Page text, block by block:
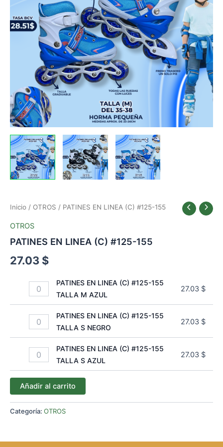
Inicio / OTROS / PATINES EN LINEA (C) #125-155
OTROS
PATINES EN LINEA (C) #125-155
27.03 $
cantidad
PATINES EN LINEA (C) #125-155
TALLA M AZUL
27.03 $
cantidad
PATINES EN LINEA (C) #125-155
TALLA S NEGRO
27.03 $
cantidad
PATINES EN LINEA (C) #125-155
TALLA S AZUL
27.03 $
Añadir al carrito
Categoría: OTROS